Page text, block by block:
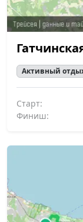
Активный
Старт:
Финиш: